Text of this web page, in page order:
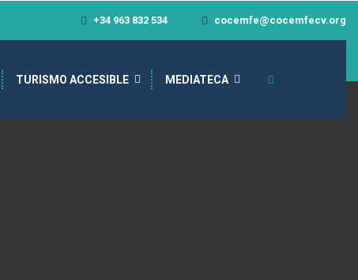
+34 963 832 534 cocemfe@cocemfecv.org
TURISMO ACCESIBLE MEDIATECA